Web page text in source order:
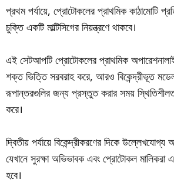
প্রথম পর্যায়ে, প্রোটোকলের প্রাথমিক কাঠামোটি
চুক্তি একটি মাল্টিসিগের নিয়ন্ত্রণে থাকবে।
এই সেটআপটি প্রোটোকলের প্রাথমিক
শক্ত ভিত্তি সরবরাহ করে, আরও বিকেন্দ্রীভূত
রূপান্তরগুলির জন্য প্রস্তুত করার সময়
করে।
দ্বিতীয় পর্যায়ে বিকেন্দ্রীকরণের দিকে
যেখানে সুরক্ষা অভিভাবক এবং প্রোটোকল মালিকরা
হবে।